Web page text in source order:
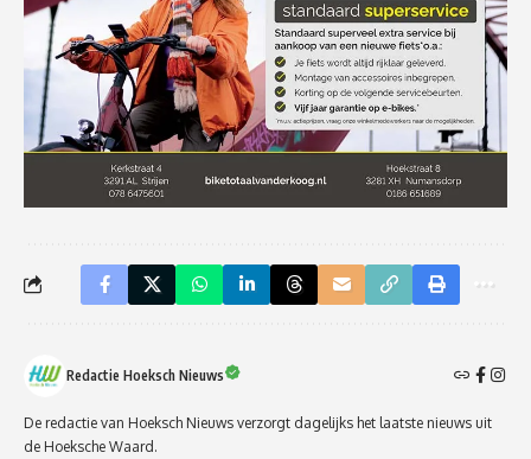
Redactie Hoeksch Nieuws
De redactie van Hoeksch Nieuws verzorgt dagelijks het laatste nieuws uit
de Hoeksche Waard.